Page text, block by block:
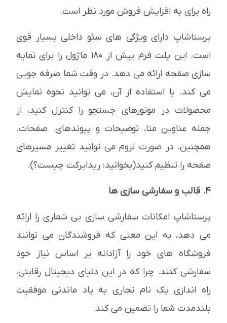
راه برای به افزایش فروش مورد نظر است.
پرستاشاپ دارای ویژگی های سئو داخلی بسیار قوی
است. این پلت فرم بیش از 180 ماژول را برای نمایه
سازی صفحه ارائه می دهد. در وقت شما صرفه جویی
می کند. با استفاده از آن، می توانید نحوه نمایش
محصولات در موتورهای جستجو را کنترل کنید، از
جمله عناوین متا، توضیحات و پیوندهای صفحات.
همچنین، در صورت لزوم می توانید تغییر مسیرهای
صفحه را تنظیم کنید(بخوانید: ریدایرکت چیست؟).
4. قالب و سفارشی سازی ها
پرستاشاپ امکانات سفارشی سازی بی شماری را ارائه
می دهد، به این معنی که فروشندگان می توانند
فروشگاه های خود را آزادانه بر اساس نیاز خود
سفارشی کنند. چرا که در این دنیای دیجیتال رقابتی،
راه اندازی یک نام تجاری به یاد ماندنی موفقیت
بلندمدت شما را تضمین می کند.